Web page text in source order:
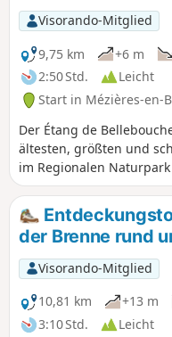
Visorando-Mitglied
9,75 km
+6 m
2:50 Std.
Leicht
Start in Mézières-en-
Der Étang de
ältesten, größten und
im Regionalen
kleiner Teil ist für
reserviert, aber der
Naturgebiet, das Sie in
einem Fernglas von drei
Beobachtungsstationen
Sees aus bewundern
der Brenne rund
Visorando-Mitglied
10,81 km
+13 m
3:10 Std.
Leicht